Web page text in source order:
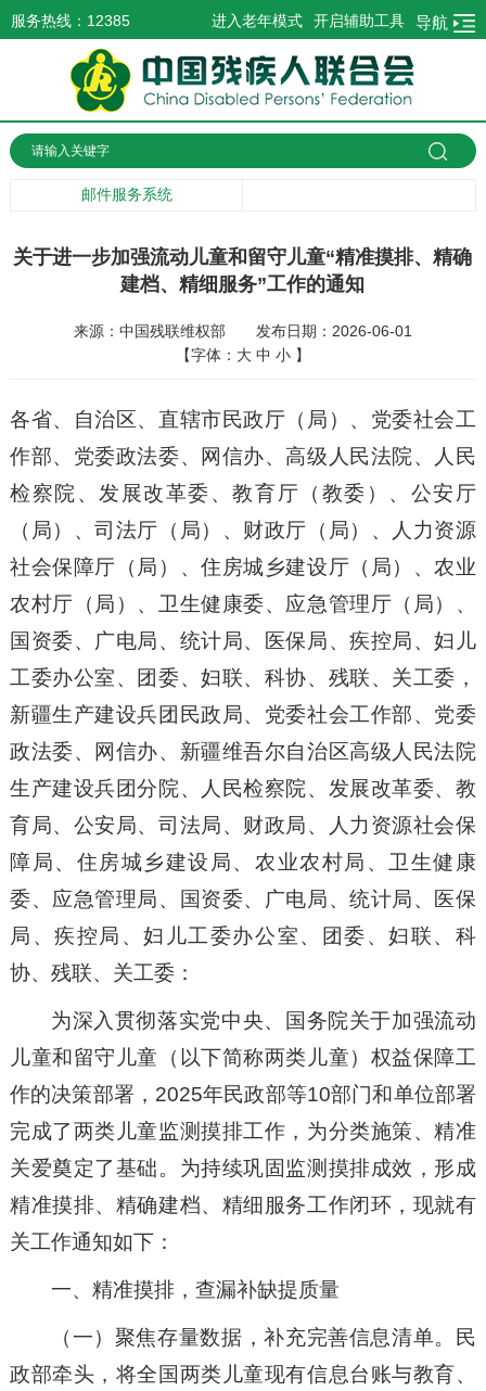
服务热线：12385 导航
开启辅助工具
进入老年模式
邮件服务系统
关于进一步加强流动儿童和留守儿童“精准摸排、精确
建档、精细服务”工作的通知
来源：中国残联维权部
发布日期：2026-06-01
【字体： 大 中 小 】
各省、自治区、直辖市民政厅（局）、党委社会工
作部、党委政法委、网信办、高级人民法院、人民
检察院、发展改革委、教育厅（教委）、公安厅
（局）、司法厅（局）、财政厅（局）、人力资源
社会保障厅（局）、住房城乡建设厅（局）、农业
农村厅（局）、卫生健康委、应急管理厅（局）、
国资委、广电局、统计局、医保局、疾控局、妇儿
工委办公室、团委、妇联、科协、残联、关工委，
新疆生产建设兵团民政局、党委社会工作部、党委
政法委、网信办、新疆维吾尔自治区高级人民法院
生产建设兵团分院、人民检察院、发展改革委、教
育局、公安局、司法局、财政局、人力资源社会保
障局、住房城乡建设局、农业农村局、卫生健康
委、应急管理局、国资委、广电局、统计局、医保
局、疾控局、妇儿工委办公室、团委、妇联、科
协、残联、关工委：
为深入贯彻落实党中央、国务院关于加强流动
儿童和留守儿童（以下简称两类儿童）权益保障工
作的决策部署，2025年民政部等10部门和单位部署
完成了两类儿童监测摸排工作，为分类施策、精准
关爱奠定了基础。为持续巩固监测摸排成效，形成
精准摸排、精确建档、精细服务工作闭环，现就有
关工作通知如下：
一、精准摸排，查漏补缺提质量
（一）聚焦存量数据，补充完善信息清单。民
政部牵头，将全国两类儿童现有信息台账与教育、